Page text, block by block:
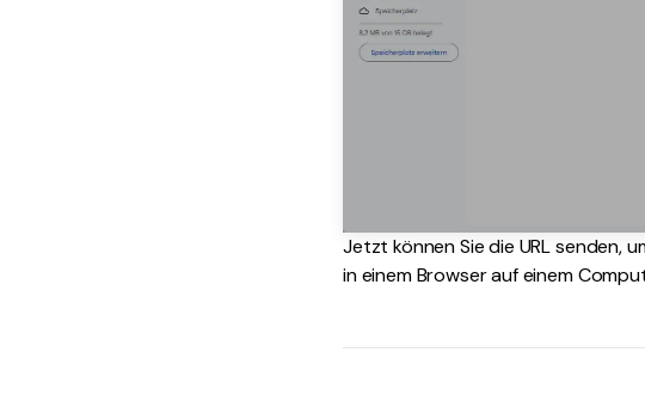
Jetzt können Sie die URL senden,
in einem Browser auf einem